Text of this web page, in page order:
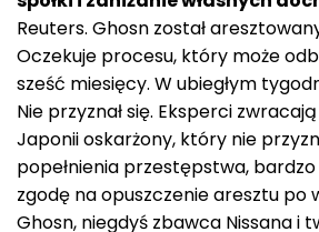
Reuters. Ghosn został
Oczekuje procesu, który może
sześć miesięcy. W ubiegłym
Nie przyznał się. Eksperci
Japonii oskarżony, który nie
popełnienia przestępstwa,
zgodę na opuszczenie aresztu po
Ghosn, niegdyś zbawca Nissana i